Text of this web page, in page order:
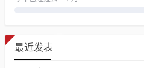
最近发表